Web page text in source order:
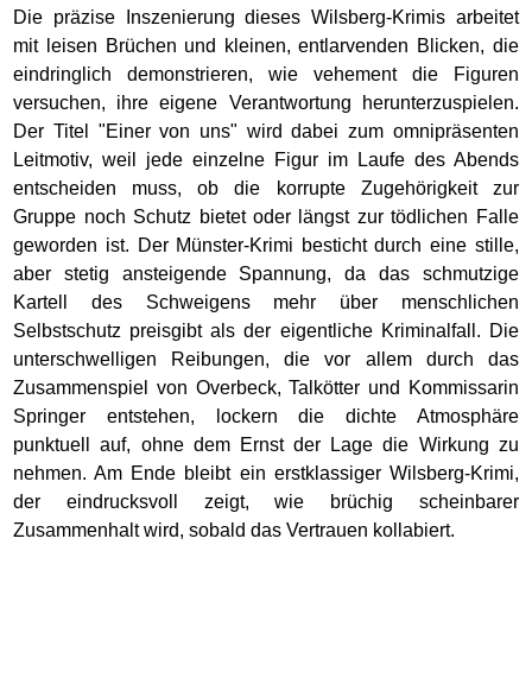
Die präzise Inszenierung dieses Wilsberg-Krimis arbeitet
mit leisen Brüchen und kleinen, entlarvenden Blicken, die
eindringlich demonstrieren, wie vehement die Figuren
versuchen, ihre eigene Verantwortung herunterzuspielen.
Der Titel "Einer von uns" wird dabei zum omnipräsenten
Leitmotiv, weil jede einzelne Figur im Laufe des Abends
entscheiden muss, ob die korrupte Zugehörigkeit zur
Gruppe noch Schutz bietet oder längst zur tödlichen Falle
geworden ist. Der Münster-Krimi besticht durch eine stille,
aber stetig ansteigende Spannung, da das schmutzige
Kartell des Schweigens mehr über menschlichen
Selbstschutz preisgibt als der eigentliche Kriminalfall. Die
unterschwelligen Reibungen, die vor allem durch das
Zusammenspiel von Overbeck, Talkötter und Kommissarin
Springer entstehen, lockern die dichte Atmosphäre
punktuell auf, ohne dem Ernst der Lage die Wirkung zu
nehmen. Am Ende bleibt ein erstklassiger Wilsberg-Krimi,
der eindrucksvoll zeigt, wie brüchig scheinbarer
Zusammenhalt wird, sobald das Vertrauen kollabiert.